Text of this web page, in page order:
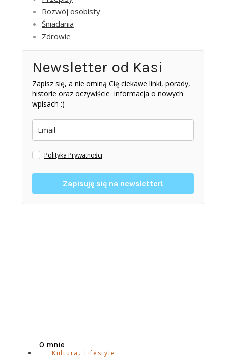
Rozwój osobisty
Śniadania
Zdrowie
Newsletter od Kasi
Zapisz się, a nie ominą Cię ciekawe linki, porady,
historie oraz oczywiście informacja o nowych
wpisach :)
Polityka Prywatności
Zapisuję się na newsletter!
Kultura , Lifestyle
O mnie